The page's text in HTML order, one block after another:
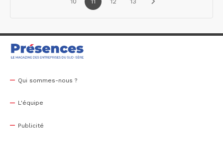
Qui sommes-nous ?
L'équipe
Publicité